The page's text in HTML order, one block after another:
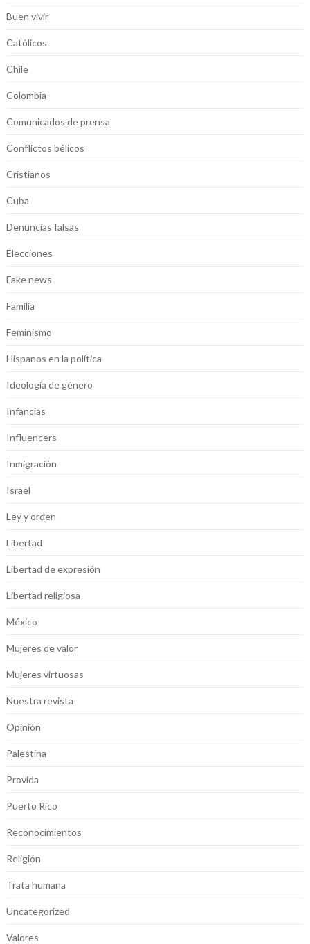
Buen vivir
Católicos
Chile
Colombia
Comunicados de prensa
Conflictos bélicos
Cristianos
Cuba
Denuncias falsas
Elecciones
Fake news
Familia
Feminismo
Hispanos en la política
Ideología de género
Infancias
Influencers
Inmigración
Israel
Ley y orden
Libertad
Libertad de expresión
Libertad religiosa
México
Mujeres de valor
Mujeres virtuosas
Nuestra revista
Opinión
Palestina
Provida
Puerto Rico
Reconocimientos
Religión
Trata humana
Uncategorized
Valores